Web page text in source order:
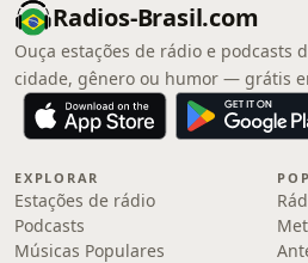
Radios-Brasil.com
Ouça estações de rádio e podcasts
cidade, gênero ou humor — grátis
EXPLORAR
Estações de rádio
Podcasts
Músicas Populares